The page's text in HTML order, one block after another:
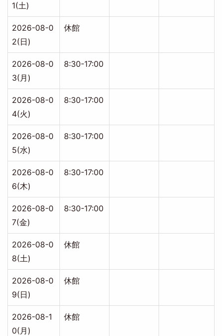
1(土)
2026-08-0
2(日)
休館
2026-08-0
3(月)
8:30-17:00
2026-08-0
4(火)
8:30-17:00
2026-08-0
5(水)
8:30-17:00
2026-08-0
6(木)
8:30-17:00
2026-08-0
7(金)
8:30-17:00
2026-08-0
8(土)
休館
2026-08-0
9(日)
休館
2026-08-1
0(月)
休館